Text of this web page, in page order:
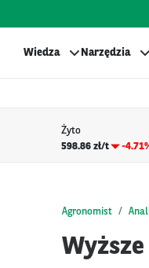
Wiedza Narzędzia
Żyto
598.86 zł/t
-
Agronomist